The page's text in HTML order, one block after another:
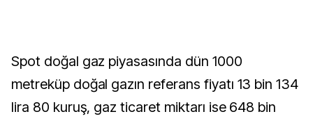
Spot doğal gaz piyasasında dün 1000
metreküp doğal gazın referans fiyatı 13 bin 134
lira 80 kuruş, gaz ticaret miktarı ise 648 bin